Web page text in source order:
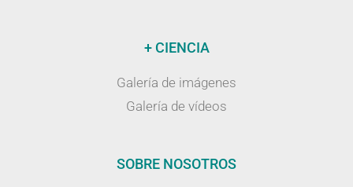
+ CIENCIA
Galería de imágenes
Galería de vídeos
SOBRE NOSOTROS